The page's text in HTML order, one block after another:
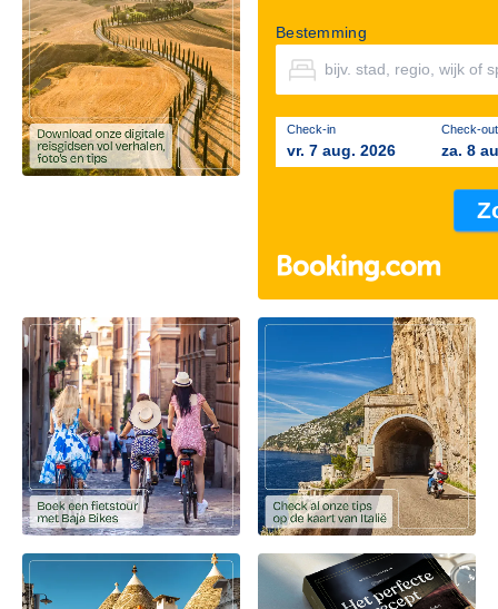
Bestemming
Check-in
vr. 7 aug. 2026
Check-out
za. 8